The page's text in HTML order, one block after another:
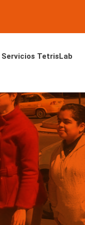
Servicios TetrisLab